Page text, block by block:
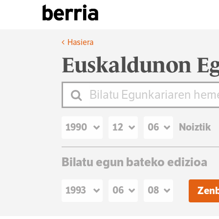
Hasiera
Euskaldunon
Noiztik
Bilatu egun bateko edizioa